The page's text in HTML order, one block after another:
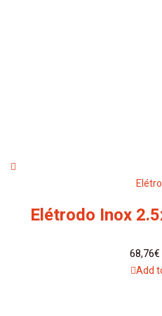
Elétrodo Inox
68,76€
Add